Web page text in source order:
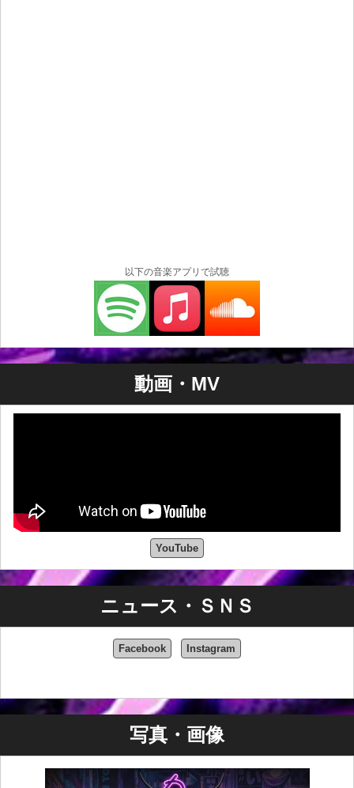
以下の音楽アプリで試聴
動画・MV
YouTube
ニュース・ＳＮＳ
Facebook Instagram
写真・画像